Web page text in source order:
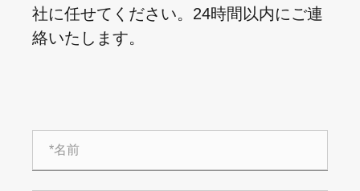
社に任せてください。24時間以内にご連
絡いたします。